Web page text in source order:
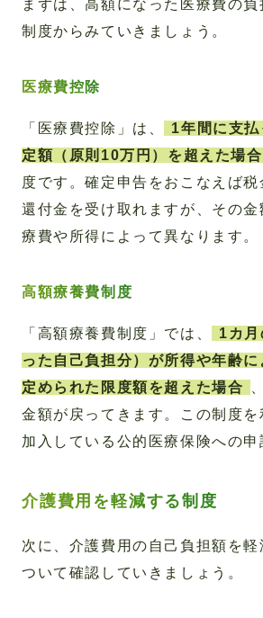
まずは、高額になった医療費の
制度からみていきましょう。
医療費控除
「医療費控除」は、
1年間に支
定額（原則10万円）を超えた場合
度です。確定申告をおこなえば税
還付金を受け取れますが、その金
療費や所得によって異なります。
高額療養費制度
「高額療養費制度」では、
1カ
った自己負担分）が所得や年齢
定められた限度額を超えた場合
金額が戻ってきます。この制度を
加入している公的医療保険への申
介護費用を軽減する制度
次に、介護費用の自己負担額を
ついて確認していきましょう。